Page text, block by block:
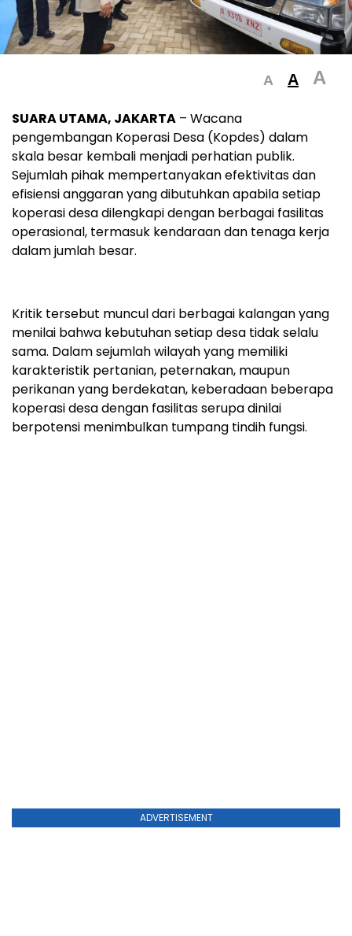
A A A
SUARA UTAMA, JAKARTA – Wacana
pengembangan Koperasi Desa (Kopdes) dalam
skala besar kembali menjadi perhatian publik.
Sejumlah pihak mempertanyakan efektivitas dan
efisiensi anggaran yang dibutuhkan apabila setiap
koperasi desa dilengkapi dengan berbagai fasilitas
operasional, termasuk kendaraan dan tenaga kerja
dalam jumlah besar.
Kritik tersebut muncul dari berbagai kalangan yang
menilai bahwa kebutuhan setiap desa tidak selalu
sama. Dalam sejumlah wilayah yang memiliki
karakteristik pertanian, peternakan, maupun
perikanan yang berdekatan, keberadaan beberapa
koperasi desa dengan fasilitas serupa dinilai
berpotensi menimbulkan tumpang tindih fungsi.
ADVERTISEMENT